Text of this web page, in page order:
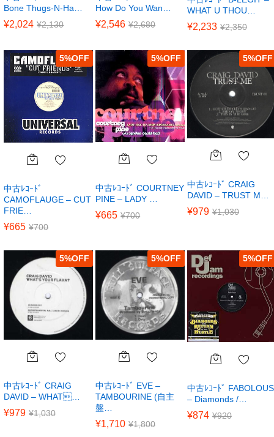
Bone Thugs-N-Ha…
¥2,024 ¥2,130
How Do You Wan…
¥2,546 ¥2,680
WHAT U THOU…
¥2,233 ¥2,350
5%
中古ﾚｺｰﾄﾞ
CAMOFLAUGE – CUT
FRIE…
¥665 ¥700
5%
中古ﾚｺｰﾄﾞ COURTNEY
PINE – LADY …
¥665 ¥700
5%
中古ﾚｺｰﾄﾞ CRAIG
DAVID – TRUST M…
¥979 ¥1,030
5%
中古ﾚｺｰﾄﾞ CRAIG
DAVID – WHAT…
¥979 ¥1,030
5%
中古ﾚｺｰﾄﾞ EVE –
TAMBOURINE (自主
盤…
¥1,710 ¥1,800
5%
中古ﾚｺｰﾄﾞ FABOLOUS
– Diamonds /…
¥874 ¥920